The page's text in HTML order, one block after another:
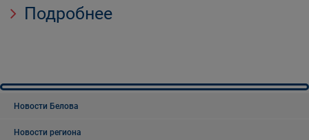
Подробнее
Новости Белова
Новости региона